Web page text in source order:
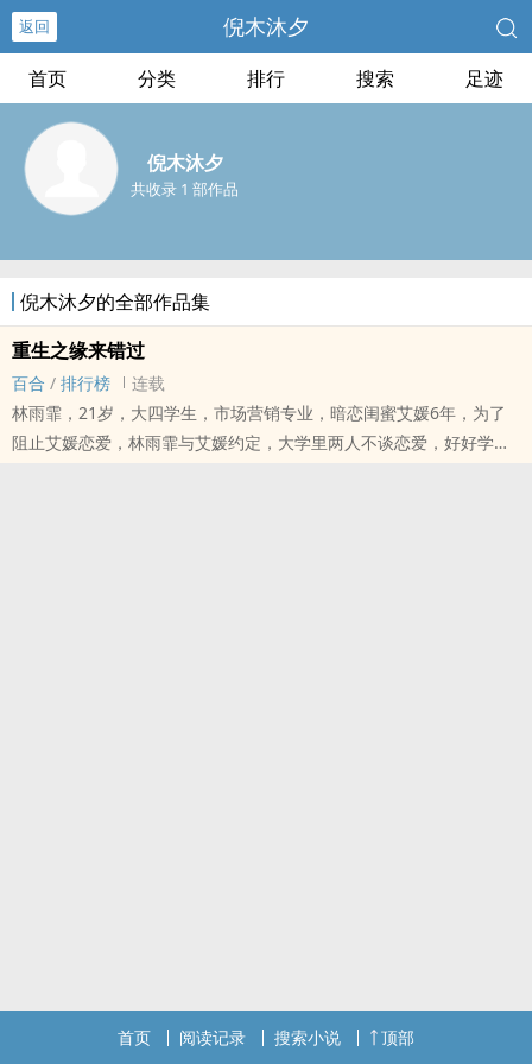
返回 倪木沐夕
首页 分类 排行 搜索 足迹
倪木沐夕
共收录 1 部作品
倪木沐夕的全部作品集
重生之缘来错过
百合 / 排行榜
连载
林雨霏，21岁，大四学生，市场营销专业，暗恋闺蜜艾媛6年，为了
阻止艾媛恋爱，林雨霏与艾媛约定，大学里两人不谈恋爱，好好学
首页 阅读记录 搜索小说 顶部